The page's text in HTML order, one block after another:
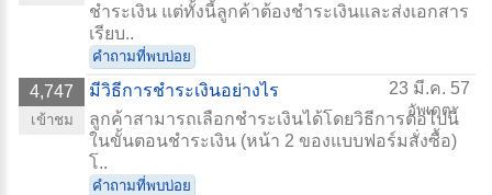
ชำระเงิน แต่ทั้งนี้ลูกค้าต้องชำระเงินและส่งเอกสาร
เรียบ..
คำถามที่พบบ่อย
4,747
เข้าชม
มีวิธีการชำระเงินอย่างไร 23 มี.ค. 57
อัพเดต
ลูกค้าสามารถเลือกชำระเงินได้โดยวิธีการต่อไปนี้
ในขั้นตอนชำระเงิน (หน้า 2 ของแบบฟอร์มสั่งซื้อ)
โ..
คำถามที่พบบ่อย